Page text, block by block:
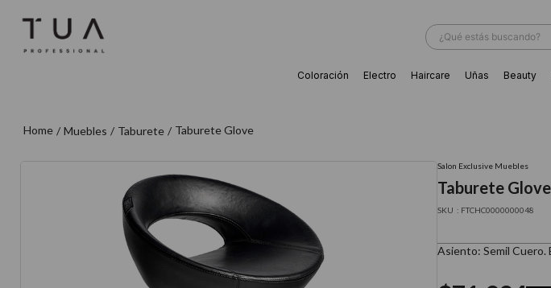
¿Qué estás
Coloración Electro Haircare Uñas Beauty
Muebles Taburete Taburete Glove
Salon Exclusive Muebles
Taburete Glove
: FTCHC0000000048
Asiento: Semil Cuero.
4.
cepillo
gama